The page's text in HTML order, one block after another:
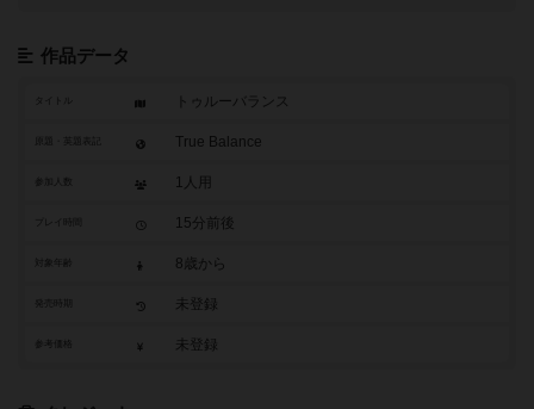
作品データ
タイトル トゥルーバランス
True Balance
参加人数 1人用
15分前後
8歳から
未登録
参考価格 未登録